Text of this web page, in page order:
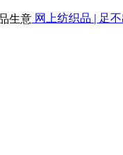
网上纺织品 | 足